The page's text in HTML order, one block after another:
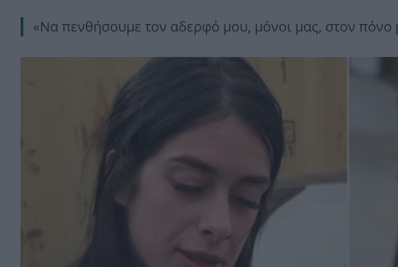
«Να πενθήσουμε τον αδερφό μου, μόνοι μας, στον πόνο